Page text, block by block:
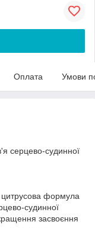
Оплата Умови
серцево-судинної
формула
судинної
засвоєння